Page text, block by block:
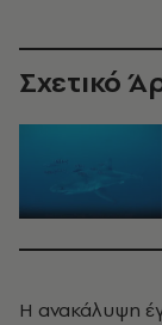
Σχετικό
Η ανακάλυψη